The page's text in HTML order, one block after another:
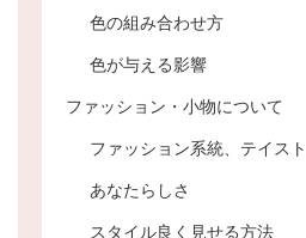
色の組み合わせ方
色が与える影響
ファッション・小物について
ファッション系統、テイスト
あなたらしさ
スタイル良く見せる方法